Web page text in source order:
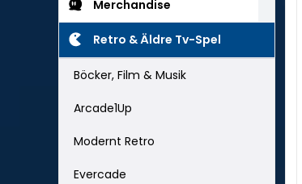
Merchandise
Retro & Äldre Tv-Spel
Böcker, Film & Musik
Arcade1Up
Modernt Retro
Evercade